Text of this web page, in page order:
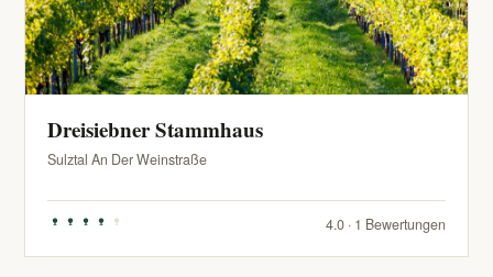
Dreisiebner Stammhaus
Sulztal An Der Weinstraße
4.0 · 1 Bewertungen